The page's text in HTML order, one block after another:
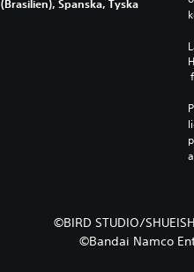
(Brasilien), Spanska, Tyska
©BIRD STUDIO/
©Bandai Namco